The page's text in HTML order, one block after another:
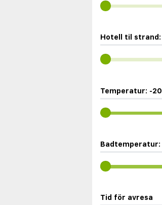
Hotell til strand:
Temperatur: -20
Badtemperatur:
Tid för avresa